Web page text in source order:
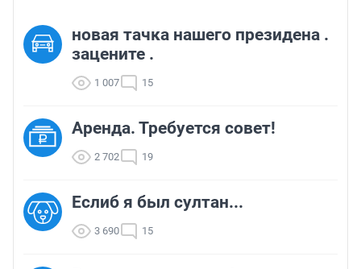
новая тачка нашего президена .
зацените .
1 007 15
Аренда. Требуется совет!
2 702 19
Еслиб я был султан...
3 690 15